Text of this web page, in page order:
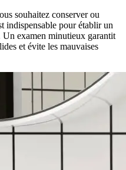
souhaitez conserver ou
indispensable pour établir un
Un examen minutieux garantit
et évite les mauvaises